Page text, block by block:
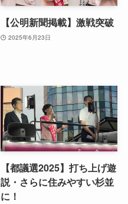
【公明新聞掲載】激戦突破
2025年6月23日
【都議選2025】打ち上げ遊
説・さらに住みやすい杉並
に！